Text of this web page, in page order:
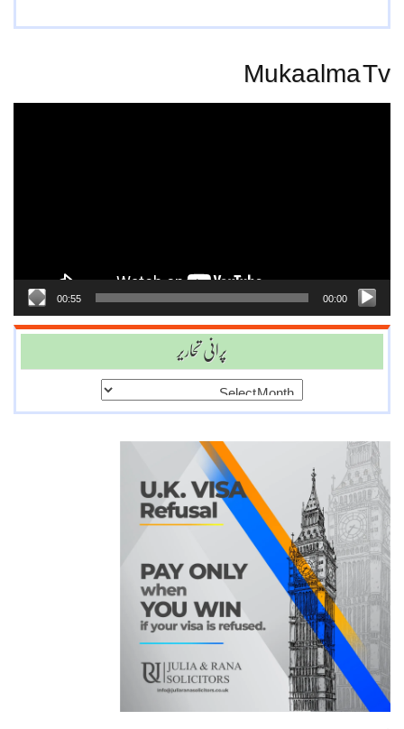
Mukaalma Tv
00:00
00:55
پرانی تحاریر